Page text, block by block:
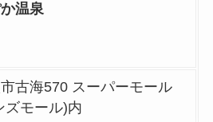
温泉
古海570 スーパーモール
ズモール)内